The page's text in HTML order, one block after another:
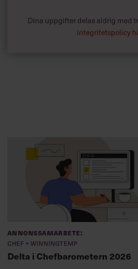
Dina uppgifter delas aldrig med
integritetspolicy
Annonssamarbete:
Chef + Winningtemp
Delta i Chefbarometern 2026